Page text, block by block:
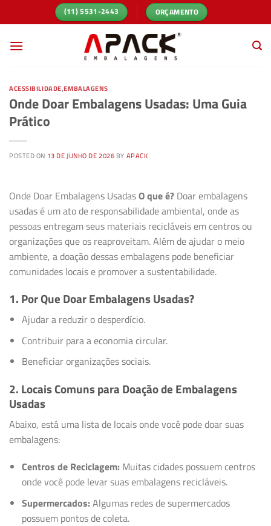
to
(11) 5531-2443 ORÇAMENTO
ACESSIBILIDADE,EMBALAGENS
Onde Doar Embalagens Usadas: Uma Guia
Prático
POSTED ON 13 DE JUNHO DE 2026 BY APACK
Onde Doar Embalagens UsadasO que é? Doar embalagens
usadas é um ato de responsabilidade ambiental, onde as
pessoas entregam seus materiais recicláveis em centros ou
organizações que os reaproveitam. Além de ajudar o meio
ambiente, a doação dessas embalagens pode beneficiar
comunidades locais e promover a sustentabilidade.
1. Por Que Doar Embalagens Usadas?
Ajudar a reduzir o desperdício.
Contribuir para a economia circular.
Beneficiar organizações sociais.
2. Locais Comuns para Doação de Embalagens
Usadas
Abaixo, está uma lista de locais onde você pode doar suas
embalagens:
Centros de Reciclagem:Muitas cidades possuem centros
onde você pode levar suas embalagens recicláveis.
Supermercados:Algumas redes de supermercados
possuem pontos de coleta.